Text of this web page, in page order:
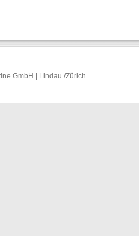
GmbH | Lindau /Zürich